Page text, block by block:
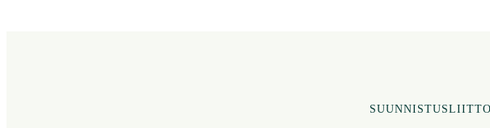
SUUNNISTUSLIITTO